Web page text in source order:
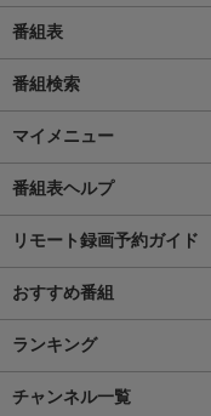
番組表
番組検索
マイメニュー
番組表ヘルプ
リモート録画予約ガイド
おすすめ番組
ランキング
チャンネル一覧